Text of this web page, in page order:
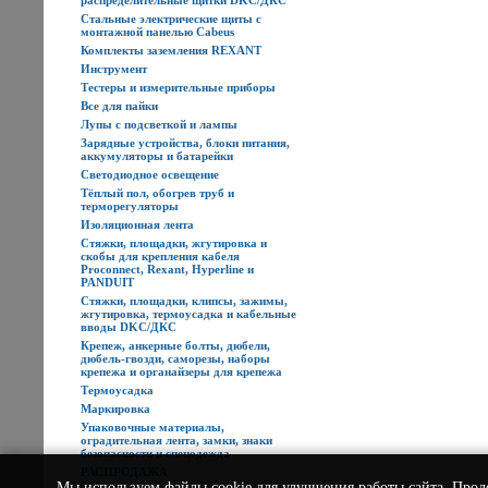
Стальные электрические щиты с
монтажной панелью Cabeus
Комплекты заземления REXANT
Инструмент
Тестеры и измерительные приборы
Все для пайки
Лупы с подсветкой и лампы
Зарядные устройства, блоки питания,
аккумуляторы и батарейки
Светодиодное освещение
Тёплый пол, обогрев труб и
терморегуляторы
Изоляционная лента
Стяжки, площадки, жгутировка и
скобы для крепления кабеля
Proconnect, Rexant, Hyperline и
PANDUIT
Стяжки, площадки, клипсы, зажимы,
жгутировка, термоусадка и кабельные
вводы DKC/ДКС
Крепеж, анкерные болты, дюбели,
дюбель-гвозди, саморезы, наборы
крепежа и органайзеры для крепежа
Термоусадка
Маркировка
Упаковочные материалы,
оградительная лента, замки, знаки
безопасности и спецодежда